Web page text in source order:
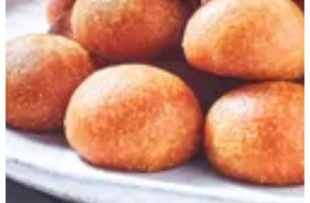
رموش الست
300 ج.م
تعليمات خاصة
1
أضف للسلَة
تورتينا